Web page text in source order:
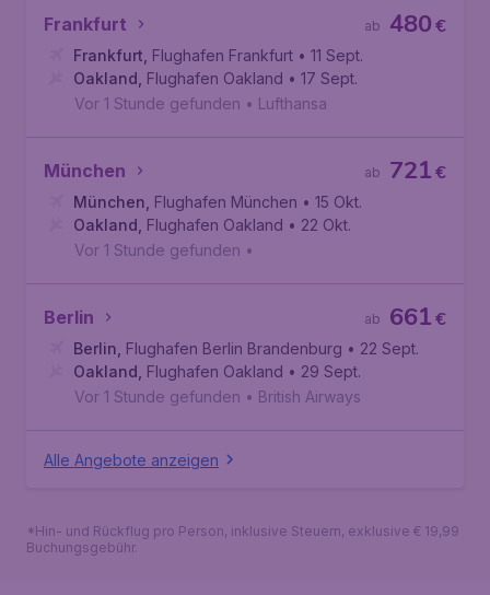
Frankfurt €
480
ab
Frankfurt Flughafen Frankfurt • 11 Sept.
Oakland Flughafen Oakland • 17 Sept.
Vor 1 Stunde gefunden • Lufthansa
München €
721
ab
München Flughafen München • 15 Okt.
Oakland Flughafen Oakland • 22 Okt.
Vor 1 Stunde gefunden •
Berlin €
661
ab
Berlin Flughafen Berlin Brandenburg • 22 Sept.
Oakland Flughafen Oakland • 29 Sept.
Vor 1 Stunde gefunden • British Airways
Alle Angebote anzeigen
*Hin- und Rückflug pro Person, inklusive Steuern, exklusive € 19,99
Buchungsgebühr.